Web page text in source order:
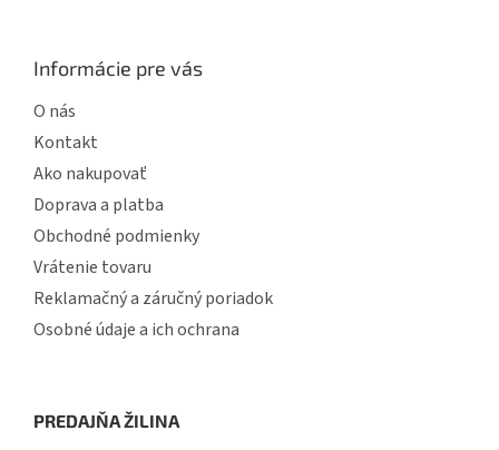
Informácie pre vás
O nás
Kontakt
Ako nakupovať
Doprava a platba
Obchodné podmienky
Vrátenie tovaru
Reklamačný a záručný poriadok
Osobné údaje a ich ochrana
PREDAJŇA ŽILINA